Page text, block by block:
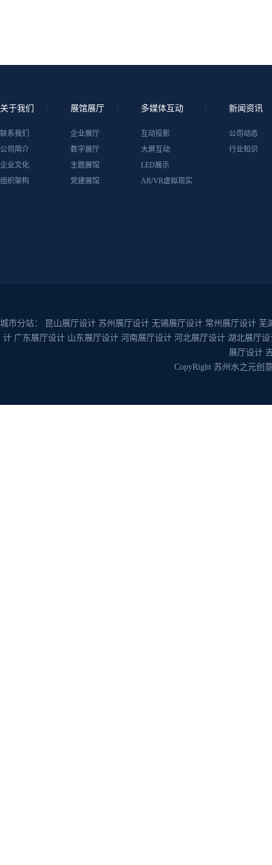
关于我们
联系我们
公司简介
企业文化
组织架构
展馆展厅
企业展厅
数字展厅
主题展馆
党建展馆
多媒体互动
互动投影
大屏互动
LED展示
AR/VR虚拟现实
新闻资讯
公司动态
行业知识
城市分站： 昆山展厅设计 苏州展厅设计 无锡展厅设计 常州展厅设计 芜
计 广东展厅设计 山东展厅设计 河南展厅设计 河北展厅设计 湖北展厅设
展厅设计
CopyRight 苏州水之元创